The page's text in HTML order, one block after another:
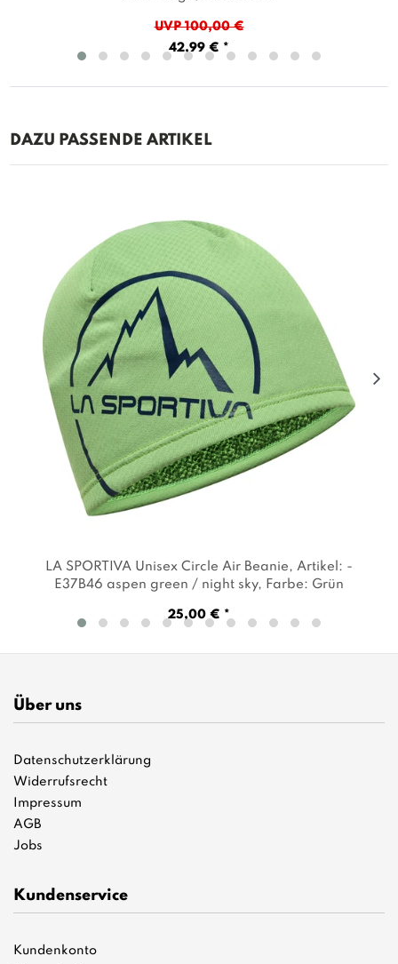
UVP 100,00 €
42,99 € *
DAZU PASSENDE ARTIKEL
LA SPORTIVA Unisex Circle Air Beanie , Artikel: -
E37B46 aspen green / night sky, Farbe: Grün
25,00 € *
Über uns
Datenschutzerklärung
Widerrufsrecht
Impressum
AGB
Jobs
Kundenservice
Kundenkonto